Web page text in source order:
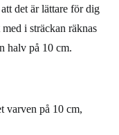
det är lättare för dig
i sträckan räknas
halv på 10 cm.
varven på 10 cm,